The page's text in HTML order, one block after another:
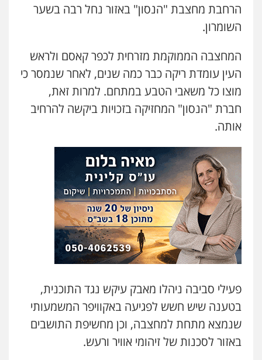
הרחבת מחצבת "הנסון" באזור נחל רבה בשער
השומרון.
המחצבה הממוקמת מזרחית לכפר קאסם ולראש
העין עומדת ריקה כבר כמה שנים, לאחר שנמסר כי
מוצו כל משאבי הטבע במתחם. למרות זאת,
חברת "הנסון" המחזיקה בזכויות ביקשה להרחיב
אותה.
פעילי סביבה ניהלו מאבק עיקש נגד התוכנית,
בטענה שיש חשש לפגיעה באקוויפר המשמעותי
שנמצא מתחת למחצבה, וכן מחשיפת התושבים
באזור לסכנות של זיהומי אוויר ורעש.